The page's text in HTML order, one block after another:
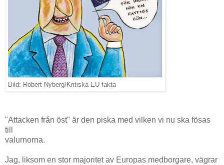
Bild: Robert Nyberg/Kritiska EU-fakta
"Attacken från öst" är den piska med vilken vi nu ska fösas
till
valurnorna.
Jag, liksom en stor majoritet av Europas medborgare, vägrar